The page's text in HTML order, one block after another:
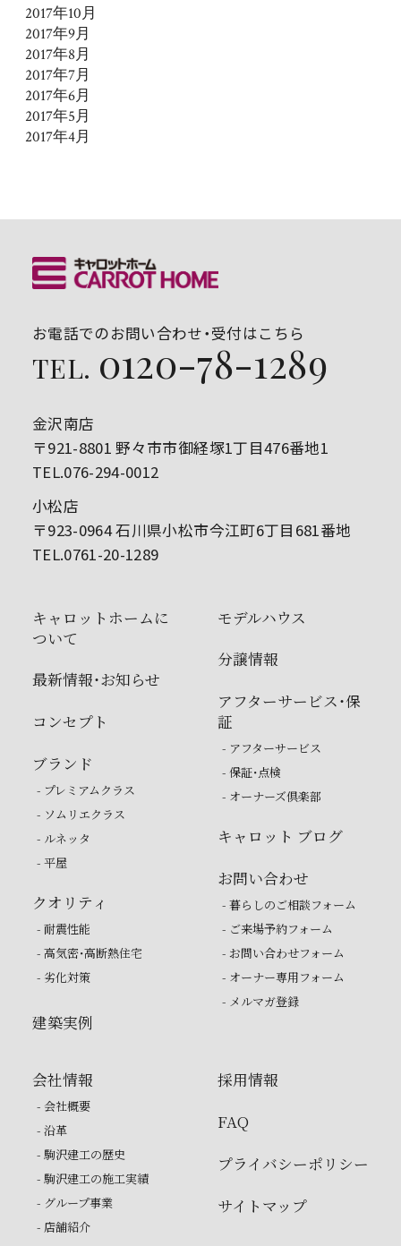
2017年10月
2017年9月
2017年8月
2017年7月
2017年6月
2017年5月
2017年4月
お電話でのお問い合わせ・受付はこちら
TEL. 0120-78-1289
金沢南店
〒921-8801 野々市市御経塚1丁目476番地1
TEL.076-294-0012
小松店
〒923-0964 石川県小松市今江町6丁目681番地
TEL.0761-20-1289
キャロットホームに
ついて
最新情報・お知らせ
コンセプト
ブランド
- プレミアムクラス
- ソムリエクラス
- ルネッタ
- 平屋
クオリティ
- 耐震性能
- 高気密・高断熱住宅
- 劣化対策
建築実例
モデルハウス
分譲情報
アフターサービス・保
証
- アフターサービス
- 保証・点検
- オーナーズ倶楽部
キャロット ブログ
お問い合わせ
- 暮らしのご相談フォーム
- ご来場予約フォーム
- お問い合わせフォーム
- オーナー専用フォーム
- メルマガ登録
会社情報
- 会社概要
- 沿革
- 駒沢建工の歴史
- 駒沢建工の施工実績
- グループ事業
- 店舗紹介
採用情報
FAQ
プライバシーポリシー
サイトマップ